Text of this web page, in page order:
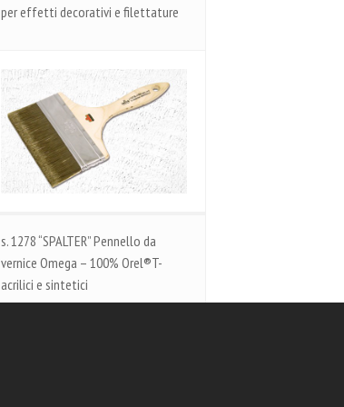
per effetti decorativi e filettature
s. 1278 “SPALTER” Pennello da
vernice Omega – 100% Orel®T-
acrilici e sintetici